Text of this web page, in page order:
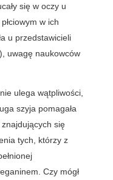
się w oczy u
w ich
u przedstawicieli
uwagę naukowców
ulega wątpliwości,
szyja pomagała
się
tych, którzy z
Czy mógł